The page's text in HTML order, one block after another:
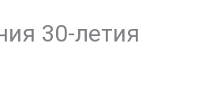
30-летия